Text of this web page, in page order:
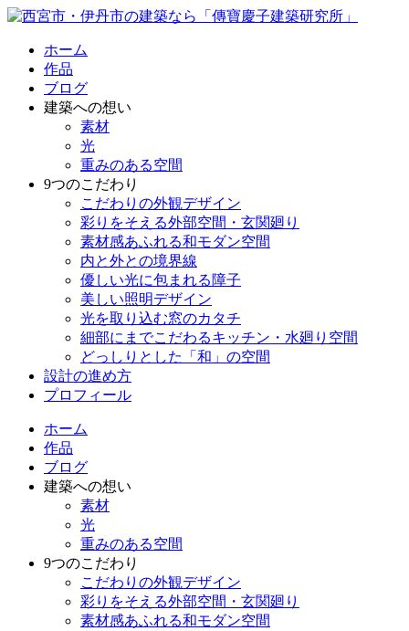
ホーム
作品
ブログ
建築への想い
素材
光
重みのある空間
9つのこだわり
こだわりの外観デザイン
彩りをそえる外部空間・玄関廻り
素材感あふれる和モダン空間
内と外との境界線
優しい光に包まれる障子
美しい照明デザイン
光を取り込む窓のカタチ
細部にまでこだわるキッチン・水廻り空間
どっしりとした「和」の空間
設計の進め方
プロフィール
ホーム
作品
ブログ
建築への想い
素材
光
重みのある空間
9つのこだわり
こだわりの外観デザイン
彩りをそえる外部空間・玄関廻り
素材感あふれる和モダン空間